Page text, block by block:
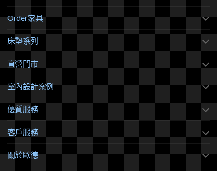
Order家具
床墊系列
直營門市
室內設計案例
優質服務
客戶服務
關於歐德